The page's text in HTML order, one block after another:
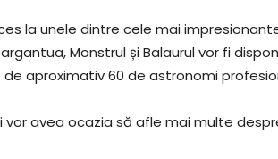
la unele dintre cele mai
Monstrul și Balaurul vor fi
aproximativ 60 de astronomi
avea ocazia să afle mai multe